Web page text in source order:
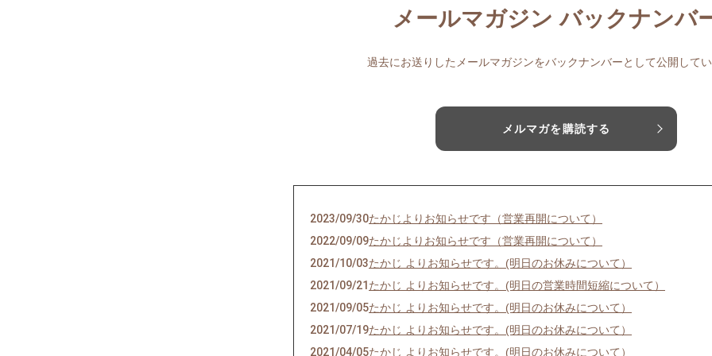
メールマガジン バックナンバ
過去にお送りしたメールマガジンをバックナンバーとして公開してい
メルマガを購読する
2023/09/30たかじよりお知らせです（営業再開について）
2022/09/09たかじよりお知らせです（営業再開について）
2021/10/03たかじ よりお知らせです。(明日のお休みについて）
2021/09/21 たかじ よりお知らせです。(明日の営業時間短縮について）
2021/09/05たかじ よりお知らせです。(明日のお休みについて）
2021/07/19たかじ よりお知らせです。(明日のお休みについて）
2021/04/05たかじ よりお知らせです。(明日のお休みについて）